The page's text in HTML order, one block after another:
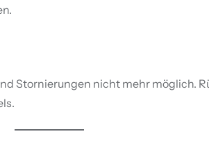
Stornierungen nicht mehr möglich.